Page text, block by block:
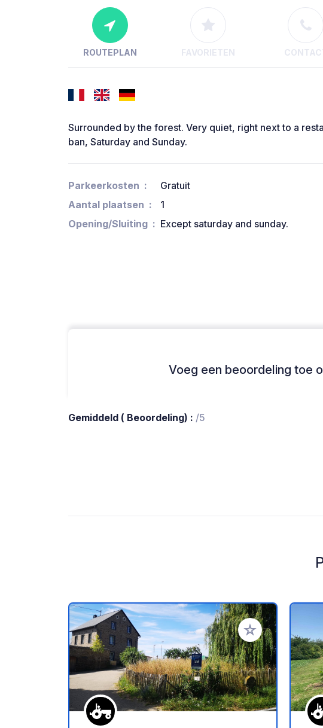
ROUTEPLAN FAVORIETEN
Surrounded by the forest. Very quiet, right next to a
ban, Saturday and Sunday.
Parkeerkosten
Gratuit
Aantal plaatsen
1
Opening/Sluiting
Except saturday and sunday.
Voeg een beoordeling toe
Gemiddeld ( Beoordeling) : /5
Voeg toe aan je